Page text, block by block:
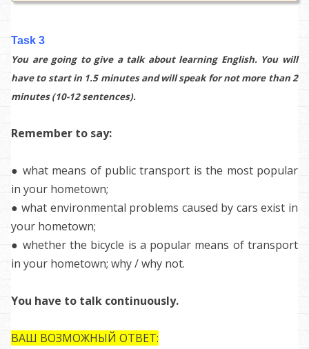
Task 3
You are going to give a talk about learning English. You will
have to start in 1.5 minutes and will speak for not more than 2
minutes (10-12 sentences).
Remember to say:
● what means of public transport is the most popular
in your hometown;
● what environmental problems caused by cars exist in
your hometown;
● whether the bicycle is a popular means of transport
in your hometown; why / why not.
You have to talk continuously.
ВАШ ВОЗМОЖНЫЙ ОТВЕТ: